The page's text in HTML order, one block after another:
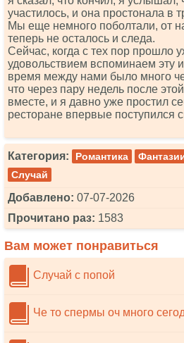
участилось, и она простонала в
Мы еще немного поболтали, от
теперь не осталось и следа.
Сейчас, когда с тех пор прошло
удовольствием вспоминаем эту
время между нами было много
что через пару недель после
вместе, и я давно уже простил
ресторане впервые поступился
Категория: Романтика
Случай
Добавлено: 07-07-2026
Прочитано раз: 1583
Вам может понравиться
Случай с попой
Че то спермы оч много